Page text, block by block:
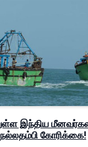
இந்திய
கோரிக்கை!